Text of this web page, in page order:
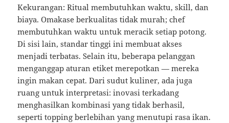
Kekurangan: Ritual membutuhkan waktu, skill, dan
biaya. Omakase berkualitas tidak murah; chef
membutuhkan waktu untuk meracik setiap potong.
Di sisi lain, standar tinggi ini membuat akses
menjadi terbatas. Selain itu, beberapa pelanggan
menganggap aturan etiket merepotkan — mereka
ingin makan cepat. Dari sudut kuliner, ada juga
ruang untuk interpretasi: inovasi terkadang
menghasilkan kombinasi yang tidak berhasil,
seperti topping berlebihan yang menutupi rasa ikan.